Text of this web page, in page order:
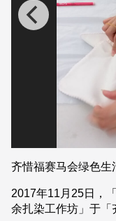
齐惜福赛马会绿色
2017年11月25日，
余扎染工作坊」于「